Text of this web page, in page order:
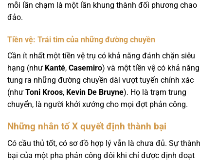
mỗi lần chạm là một lần khung thành đối phương chao
đảo.
Tiền vệ: Trái tim của những đường chuyền
Cần ít nhất một tiền vệ trụ có khả năng đánh chặn siêu
hạng (như Kanté, Casemiro) và một tiền vệ có khả năng
tung ra những đường chuyền dài vượt tuyến chính xác
(như Toni Kroos, Kevin De Bruyne). Họ là trạm trung
chuyển, là người khởi xướng cho mọi đợt phản công.
Những nhân tố X quyết định thành bại
Có cầu thủ tốt, có sơ đồ hợp lý vẫn là chưa đủ. Sự thành
bại của một pha phản công đôi khi chỉ được định đoạt